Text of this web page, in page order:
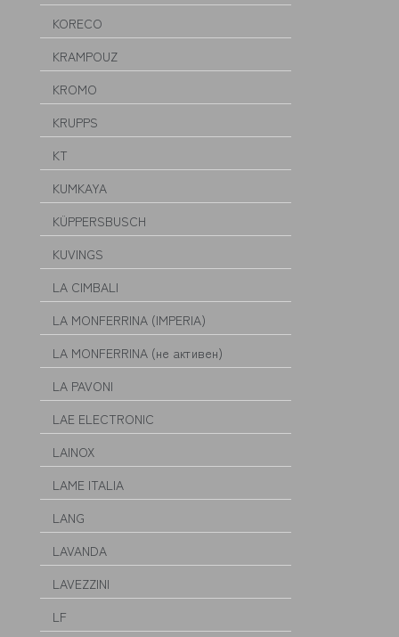
KORECO
KRAMPOUZ
KROMO
KRUPPS
KT
KUMKAYA
KÜPPERSBUSCH
KUVINGS
LA CIMBALI
LA MONFERRINA (IMPERIA)
LA MONFERRINA (не активен)
LA PAVONI
LAE ELECTRONIC
LAINOX
LAME ITALIA
LANG
LAVANDA
LAVEZZINI
LF